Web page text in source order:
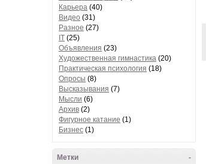
Карьера (40)
Видео (31)
Разное (27)
IT (25)
Объявления (23)
Художественная гимнастика (20)
Практическая психология (18)
Опросы (8)
Высказывания (7)
Мысли (6)
Архив (2)
Фигурное катание (1)
Бизнес (1)
-
Метки